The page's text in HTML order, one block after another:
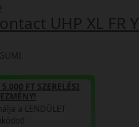
UHP XL FR Y
5.000 FT SZERELÉSI
a LENDÜLET